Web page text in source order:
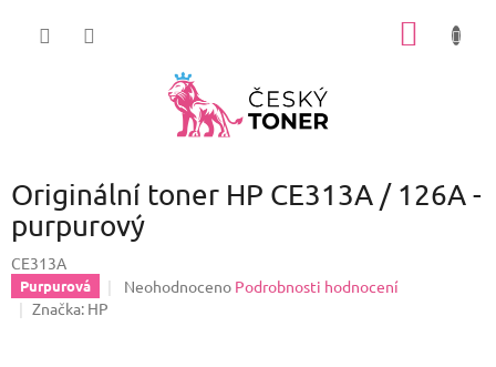
Originální toner HP CE313A / 126A -
purpurový
CE313A
Purpurová
Průměrné
Neohodnoceno Podrobnosti hodnocení
Značka: HP